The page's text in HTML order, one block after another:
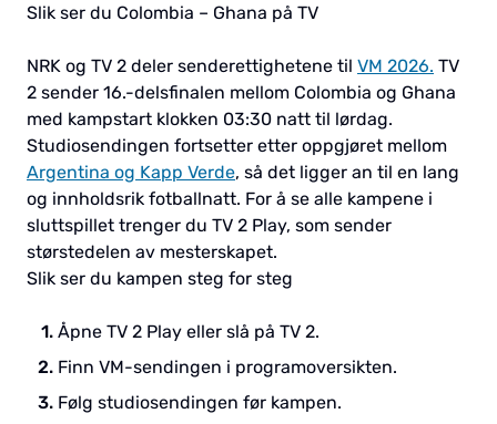
Slik ser du Colombia – Ghana på TV
NRK og TV 2 deler senderettighetene til VM 2026. TV
2 sender 16.-delsfinalen mellom Colombia og Ghana
med kampstart klokken 03:30 natt til lørdag.
Studiosendingen fortsetter etter oppgjøret mellom
Argentina og Kapp Verde, så det ligger an til en lang
og innholdsrik fotballnatt. For å se alle kampene i
sluttspillet trenger du TV 2 Play, som sender
størstedelen av mesterskapet.
Slik ser du kampen steg for steg
Åpne TV 2 Play eller slå på TV 2.
Finn VM-sendingen i programoversikten.
Følg studiosendingen før kampen.